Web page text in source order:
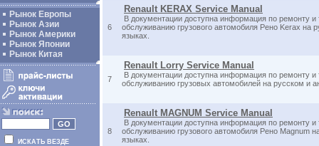
Рынок Европы
Рынок Азии
Рынок Америки
Рынок Японии
Рынок Китая
ИСКАТЬ ВЕЗДЕ
6
Renault KERAX Service Manual
В документации доступна информация по ремонту и
обслуживанию грузового автомобиля Рено Kerax на
языках.
7
Renault Lorry Service Manual
В документации доступна информация по ремонту и
обслуживанию грузовых автомобилей на русском и
8
Renault MAGNUM Service Manual
В документации доступна информация по ремонту и
обслуживанию грузового автомобиля Рено Magnum
языках.